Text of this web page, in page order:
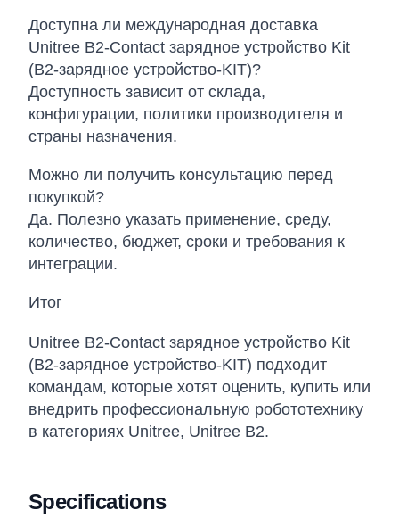
Доступна ли международная доставка
Unitree B2-Contact зарядное устройство Kit
(B2-зарядное устройство-KIT)?
Доступность зависит от склада,
конфигурации, политики производителя и
страны назначения.
Можно ли получить консультацию перед
покупкой?
Да. Полезно указать применение, среду,
количество, бюджет, сроки и требования к
интеграции.
Итог
Unitree B2-Contact зарядное устройство Kit
(B2-зарядное устройство-KIT) подходит
командам, которые хотят оценить, купить или
внедрить профессиональную робототехнику
в категориях Unitree, Unitree B2.
Specifications